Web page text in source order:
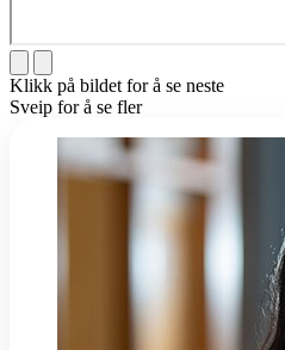
Klikk på bildet for å se neste
Sveip for å se fler